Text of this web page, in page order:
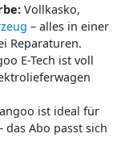
Vollkasko,
– alles in einer
Reparaturen.
E-Tech ist voll
ist ideal für
Abo passt sich